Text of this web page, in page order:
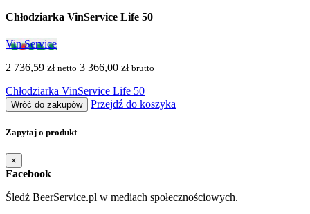
Chłodziarka VinService Life 50
Vin Service
2 736,59 zł netto 3 366,00 zł brutto
Chłodziarka VinService Life 50
Wróć do zakupów Przejdź do koszyka
Zapytaj o produkt
×
Facebook
Śledź BeerService.pl w mediach społecznościowych.